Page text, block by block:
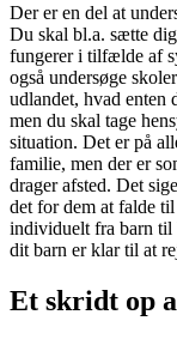
Der er en del at
Du skal bl.a. sætte
fungerer i tilfælde af
også undersøge
udlandet, hvad enten
men du skal tage
situation. Det er på
familie, men der er
drager afsted. Det
det for dem at falde
individuelt fra barn til
dit barn er klar til at
Et skridt op